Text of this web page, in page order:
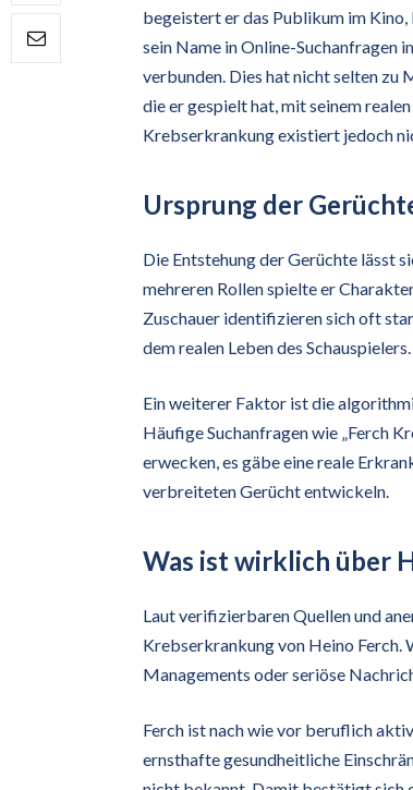
begeistert er das Publikum im
sein Name in Online-Suchanfragen
verbunden. Dies hat nicht selten zu
die er gespielt hat, mit seinem
Krebserkrankung existiert jedoch
Ursprung der
Die Entstehung der Gerüchte lässt
mehreren Rollen spielte er
Zuschauer identifizieren sich oft
dem realen Leben des Schauspielers.
Ein weiterer Faktor ist die
Häufige Suchanfragen wie „Ferch
erwecken, es gäbe eine reale
verbreiteten Gerücht entwickeln.
Was ist wirklich über
Laut verifizierbaren Quellen und
Krebserkrankung von Heino Ferch.
Managements oder seriöse
Ferch ist nach wie vor beruflich
ernsthafte gesundheitliche